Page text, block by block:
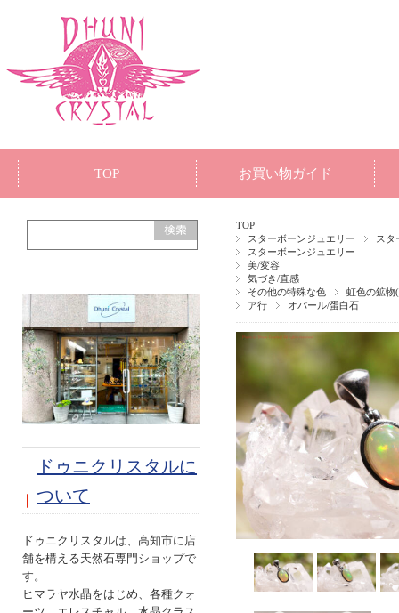
TOP お買い物ガイド
TOP
スターボーンジュエリー
スタ
スターボーンジュエリー
美/変容
気づき/直感
その他の特殊な色
虹色の鉱物
ア行
オパール/蛋白石
ドゥニクリスタルに
ついて
ドゥニクリスタルは、高知市に店
舗を構える天然石専門ショップで
す。
ヒマラヤ水晶をはじめ、各種クォ